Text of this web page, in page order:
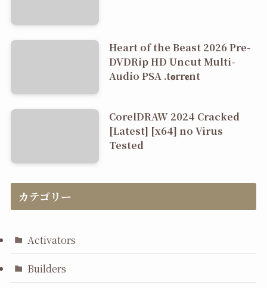
Heart of the Beast 2026 Pre-
DVDRip HD Uncut Multi-
Audio PSA .t𝐨rr𝐞nt
CorelDRAW 2024 Cracked
[Latest] [x64] no Virus
Tested
カテゴリー
Activators
Builders